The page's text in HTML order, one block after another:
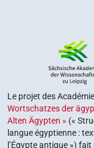
Le projet des
Wortschatzes der
Alten Ägypten » («
langue égyptienne :
l’Égypte antique »)